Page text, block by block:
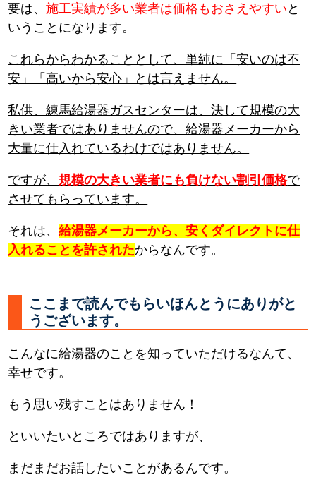
要は、施工実績が多い業者は価格もおさえやすい と
いうことになります。
これらからわかることとして、単純に「安いのは不
安」「高いから安心」とは言えません。
私供、練馬給湯器ガスセンターは、決して規模の大
きい業者ではありませんので、給湯器メーカーから
大量に仕入れているわけではありません。
ですが、 規模の大きい業者にも負けない割引価格で
させてもらっています。
それは、給湯器メーカーから、安くダイレクトに仕
入れることを許されたからなんです。
ここまで読んでもらいほんとうにありがと
うございます。
こんなに給湯器のことを知っていただけるなんて、
幸せです。
もう思い残すことはありません！
といいたいところではありますが、
まだまだお話したいことがあるんです。